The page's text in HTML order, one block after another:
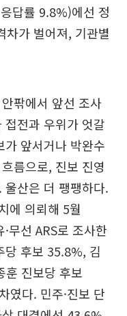
답률 9.8%)에선 정
가 벌어져, 기관별
팎에서 앞선 조사
전과 우위가 엇갈
앞서거나 박완수
름으로, 진보 진영
산은 더 팽팽하다.
에 의뢰해 5월
무선 ARS로 조사한
후보 35.8%, 김
훈 진보당 후보
였다. 민주·진보 단